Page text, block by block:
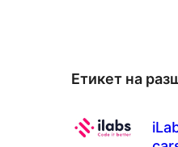
Етикет на